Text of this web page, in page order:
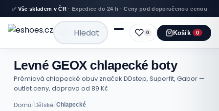
✅ Vše skladem v ČR · Expedice do 24 h · Ceny pod doporučenou cenou
0 Košík 0
Levné GEOX chlapecké boty
Prémiová chlapecké obuv značek DDstep, Superfit, Gabor —
outlet ceny, doprava od 89 Kč
Domů/Dětské/Chlapecké